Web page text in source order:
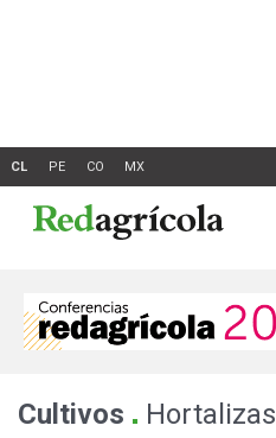
Cultivos . Hortalizas